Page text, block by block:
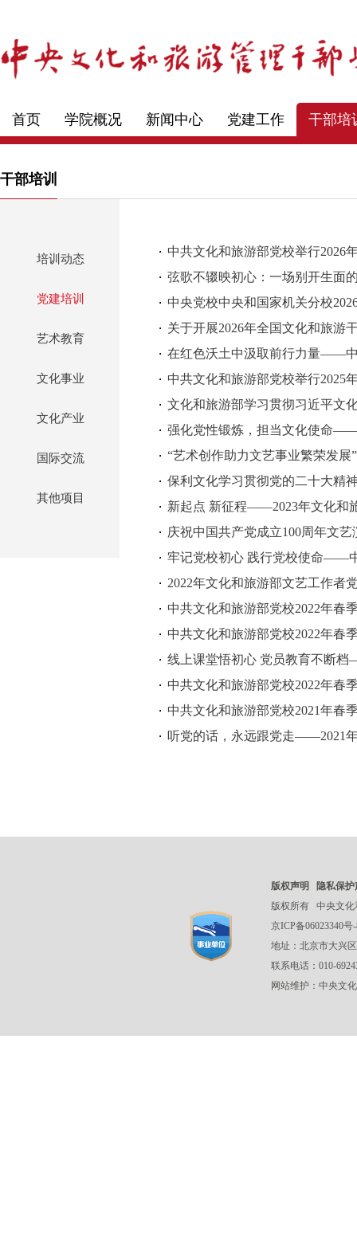
首页 学院概况 新闻中心 党建工作 干部培
干部培训
培训动态
党建培训
艺术教育
文化事业
文化产业
国际交流
其他项目
中共文化和旅游部党校举行2026
弦歌不辍映初心：一场别开生面
中央党校中央和国家机关分校
关于开展2026年全国文化和旅游
中共文化和旅游部党校举行2025
文化和旅游部学习贯彻习近平文
“艺术创作助力文艺事业繁荣发
保利文化学习贯彻党的二十大精
新起点 新征程——2023年文化和
庆祝中国共产党成立100周年文
牢记党校初心 践行党校使命——
2022年文化和旅游部文艺工作者
中共文化和旅游部党校2022年春
中共文化和旅游部党校2022年春
线上课堂悟初心 党员教育不断
中共文化和旅游部党校2022年春
中共文化和旅游部党校2021年春
听党的话，永远跟党走——2021
版权声明
隐私保
版权所有
中央文化
京ICP备06023340号
地址：北京市大兴
联系电话：010-
网站维护：中央文